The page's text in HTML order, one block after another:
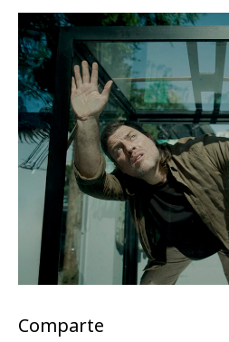
Comparte